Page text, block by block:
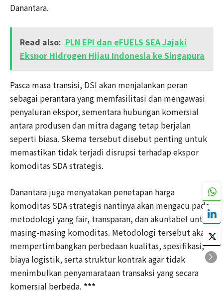
Danantara.
Read also: PLN EPI dan eFUELS SEA Jajaki
Ekspor Hidrogen Hijau Indonesia ke Singapura
Pasca masa transisi, DSI akan menjalankan peran
sebagai perantara yang memfasilitasi dan mengawasi
penyaluran ekspor, sementara hubungan komersial
antara produsen dan mitra dagang tetap berjalan
seperti biasa. Skema tersebut disebut penting untuk
memastikan tidak terjadi disrupsi terhadap ekspor
komoditas SDA strategis.
Danantara juga menyatakan penetapan harga
komoditas SDA strategis nantinya akan mengacu pada
metodologi yang fair, transparan, dan akuntabel untuk
masing-masing komoditas. Metodologi tersebut akan
mempertimbangkan perbedaan kualitas, spesifikasi,
biaya logistik, serta struktur kontrak agar tidak
menimbulkan penyamarataan transaksi yang secara
komersial berbeda. ***